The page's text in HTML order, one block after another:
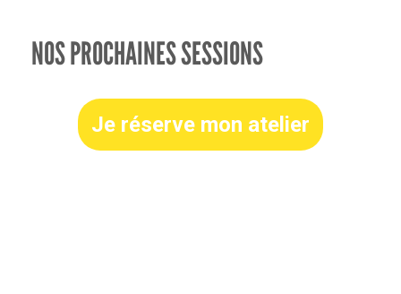
NOS PROCHAINES SESSIONS
Je réserve mon atelier